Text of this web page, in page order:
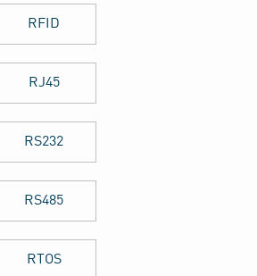
RFID
RJ45
RS232
RS485
RTOS